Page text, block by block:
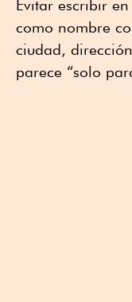
Evitar escribir
como nombre
ciudad,
parece “solo